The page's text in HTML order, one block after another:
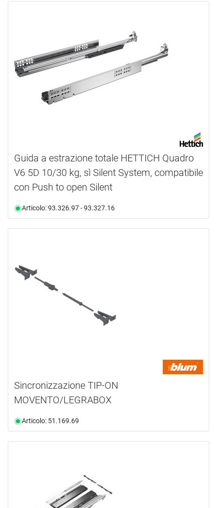
Guida a estrazione totale HETTICH Quadro
V6 5D 10/30 kg, sì Silent System, compatibile
con Push to open Silent
Articolo: 93.326.97 - 93.327.16
Sincronizzazione TIP-ON
MOVENTO/LEGRABOX
Articolo: 51.169.69